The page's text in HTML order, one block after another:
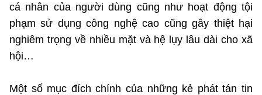
cá nhân của người dùng cũng như hoạt động tội
phạm sử dụng công nghệ cao cũng gây thiệt hại
nghiêm trọng về nhiều mặt và hệ lụy lâu dài cho xã
hội…
Một số mục đích chính của những kẻ phát tán tin